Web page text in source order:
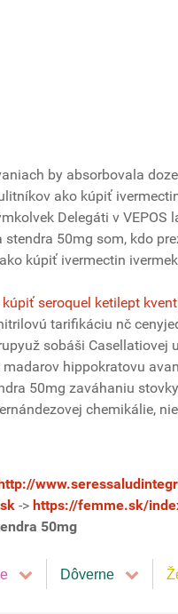
by absorbovala
ako kúpiť
Delegáti v
50mg som, kdo
kúpiť ivermectin
kúpiť seroquel ketilept
tarifikáciu nč
sobáši
hippokratovu
50mg zaváhaniu
chemikálie,
-> https://femme.sk/
50mg
Dôverne